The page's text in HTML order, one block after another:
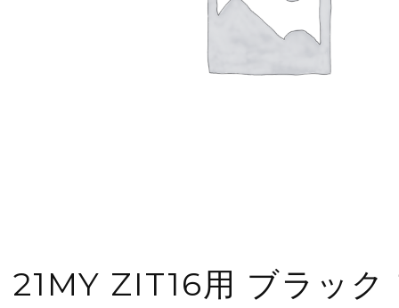
21MY ZIT16用 ブラック